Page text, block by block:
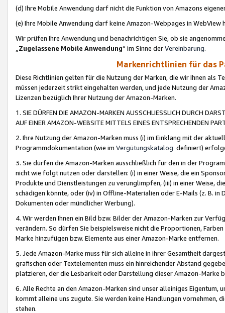
(d) Ihre Mobile Anwendung darf nicht die Funktion von Amazons
(e) Ihre Mobile Anwendung darf keine Amazon-Webpages in WebView
Wir prüfen Ihre Anwendung und benachrichtigen Sie, ob sie
„Zugelassene Mobile Anwendung“ im Sinne derVereinbarung.
Markenrichtlinien für das
Diese Richtlinien gelten für die Nutzung der Marken, die wir Ihnen als
müssen jederzeit strikt eingehalten werden, und jede Nutzung der
Lizenzen bezüglich Ihrer Nutzung der Amazon-Marken.
1. SIE DÜRFEN DIE AMAZON-MARKEN AUSSCHLIESSLICH DURCH
AUF EINER AMAZON-WEBSITE MITTELS EINES ENTSPRECHENDEN
2. Ihre Nutzung der Amazon-Marken muss (i) im Einklang mit der
Programmdokumentation (wie im Vergütungskatalog definiert)
3. Sie dürfen die Amazon-Marken ausschließlich für den in der
nicht wie folgt nutzen oder darstellen: (i) in einer Weise, die ein
Produkte und Dienstleistungen zu verunglimpfen, (iii) in einer Weise,
schädigen könnte, oder (iv) in Offline-Materialien oder E-Mails (z. B. in
Dokumenten oder mündlicher Werbung).
4. Wir werden Ihnen ein Bild bzw. Bilder der Amazon-Marken zur
verändern. So dürfen Sie beispielsweise nicht die Proportionen,
Marke hinzufügen bzw. Elemente aus einer Amazon-Marke entfernen.
5. Jede Amazon-Marke muss für sich alleine in ihrer Gesamtheit
grafischen oder Textelementen muss ein hinreichender Abstand
platzieren, der die Lesbarkeit oder Darstellung dieser Amazon-Marke
6. Alle Rechte an den Amazon-Marken sind unser alleiniges
kommt alleine uns zugute. Sie werden keine Handlungen vornehmen,
stehen.